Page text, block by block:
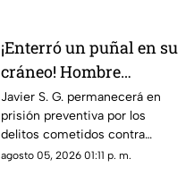
¡Enterró un puñal en su
cráneo! Hombre
secuestra y tortura
atrozmente a cuatro;
asesinan a uno en
Riberas del Bravo
Javier S. G. permanecerá en
prisión preventiva por los
delitos cometidos contra
cuatro personas en diciembre
agosto 05, 2026 01:11 p. m.